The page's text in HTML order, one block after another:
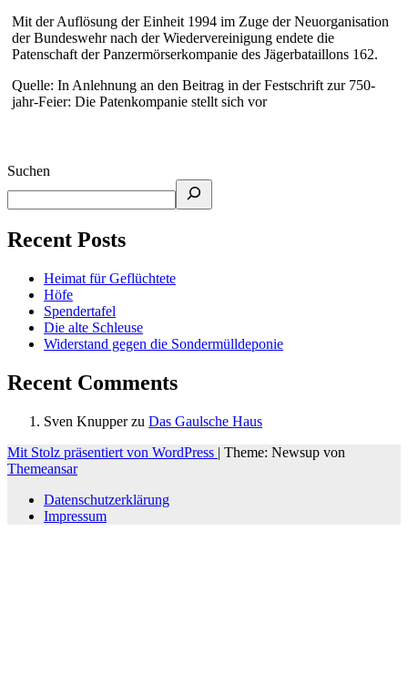
Mit der Auflösung der Einheit 1994 im Zuge der Neuorganisation
der Bundeswehr nach der Wiedervereinigung endete die
Patenschaft der Panzermörserkompanie des Jägerbataillons 162.
Quelle: In Anlehnung an den Beitrag in der Festschrift zur 750-
jahr-Feier: Die Patenkompanie stellt sich vor
Suchen
Recent Posts
Heimat für Geflüchtete
Höfe
Spendertafel
Die alte Schleuse
Widerstand gegen die Sondermülldeponie
Recent Comments
Sven Knupperzu Das Gaulsche Haus
Mit Stolz präsentiert von WordPress | Theme: Newsup von
Themeansar
Datenschutzerklärung
Impressum